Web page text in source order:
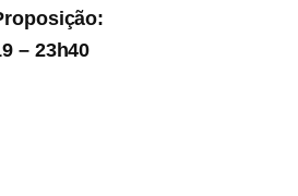
– 23h40